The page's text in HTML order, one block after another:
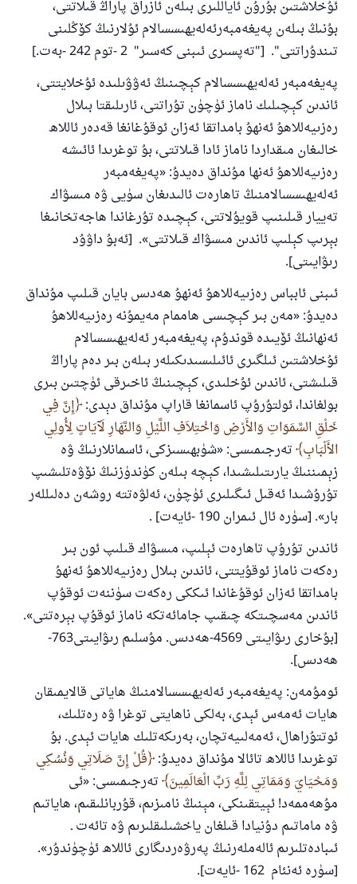
ئۇخلاشتىن بۇرۇن ئاياللىرى بىلەن ئازراق پاراڭ قىلاتتى،
بۇنىڭ بىلەن پەيغەمبەرئەلەيھىسسالام ئۇلارنىڭ كۆڭلىنى
تىندۇراتتى". ["تەپسىرى ئىبنى كەسىر" 2 -توم 242 -بەت.]
پەيغەمبەر ئەلەيھىسسالام كېچىنىڭ ئەۋۋىلىدە ئۇخلايتتى،
ئاندىن كېچىلىك ناماز ئۈچۈن تۇراتتى، ئارىلىقتا بىلال
رەزىيەللاھۇ ئەنھۇ بامداتقا ئەزان ئوقۇغانغا قەدەر ئاللاھ
خالىغان مىقداردا ناماز ئادا قىلاتتى، بۇ توغرىدا ئائىشە
رەزىيەللاھۇ ئەنھا مۇنداق دەيدۇ: «پەيغەمبەر
ئەلەيھىسسالامنىڭ تاھارەت ئالىدىغان سۈيى ۋە مىسۋاك
تەييار قىلىنىپ قويۇلاتتى، كېچىدە تۇرغاندا ھاجەتخانىغا
بېرىپ كېلىپ ئاندىن مىسۋاك قىلاتتى». [ئەبۇ داۋۇد
رىۋايىتى].
ئىبنى ئابباس رەزىيەللاھۇ ئەنھۇ ھەدىس بايان قىلىپ مۇنداق
دەيدۇ: «مەن بىر كېچىسى ھاممام مەيمۇنە رەزىيەللاھۇ
ئەنھانىڭ ئۆيىدە قوندۇم، پەيغەمبەر ئەلەيھىسسالام
ئۇخلاشتىن ئىلگىرى ئائىلىسىدىكىلەر بىلەن بىر دەم پاراڭ
قىلىشتى، ئاندىن ئۇخلىدى، كېچىنىڭ ئاخىرقى ئۈچتىن بىرى
بولغاندا، ئولتۇرۇپ ئاسمانغا قاراپ مۇنداق دېدى: إِنَّ فِي
خَلْقِ السَّمَوَاتِ وَالأَرْضِ وَاخْتِلاَفِ اللَّيْلِ وَالنَّهَارِ لَآيَاتٍ لِأُولِي
الأَلْبَابِ تەرجىمىسى: «شۈبھىسىزكى، ئاسمانلارنىڭ ۋە
زېمىننىڭ يارىتىلىشىدا، كېچە بىلەن كۈندۈزنىڭ نۆۋەتلىشىپ
تۇرۇشىدا ئەقىل ئىگىلىرى ئۈچۈن، ئەلۋەتتە روشەن دەلىللەر
بار». [سۈرە ئال ئىمران 190 -ئايەت] .
ئاندىن تۇرۇپ تاھارەت ئېلىپ، مىسۋاك قىلىپ ئون بىر
رەكەت ناماز ئوقۇيتتى، ئاندىن بىلال رەزىيەللاھۇ ئەنھۇ
بامداتقا ئەزان ئوقۇغاندا ئىككى رەكەت سۈننەت ئوقۇپ
ئاندىن مەسچىتكە چىقىپ جامائەتكە ناماز ئوقۇپ بېرەتتى».
[بۇخارى رىۋايىتى 4569-ھەدىس. مۇسلىم رىۋايىتى763-
ھەدىس].
ئومۇمەن: پەيغەمبەر ئەلەيھىسسالامنىڭ ھاياتى قالايمىقان
ھايات ئەمەس ئېدى، بەلكى ناھايتى توغرا ۋە رەتلىك،
ئوتتۇراھال، ئەمەلىيەتچان، بەرىكەتلىك ھايات ئېدى. بۇ
توغرىدا ئاللاھ تائالا مۇنداق دەيدۇ: قُلْ إِنَّ صَلَاتِي وَنُسُكِي
وَمَحْيَايَ وَمَمَاتِي لِلَّهِ رَبِّ الْعَالَمِينَ تەرجىمىسى: «ئى
مۇھەممەد! ئېيتقىنكى، مېنىڭ نامىزىم، قۇربانلىقىم، ھاياتىم
ۋە ماماتىم دۇنيادا قىلغان ياخشىلىقلىرىم ۋە تائەت ـ
ئىبادەتلىرىم ئالەملەرنىڭ پەرۋەردىگارى ئاللاھ ئۈچۈندۇر».
[سۈرە ئەنئام 162 -ئايەت].